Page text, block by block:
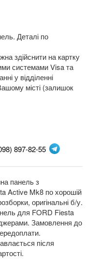
Деталі по
здійснити на картку
системами Visa та
у відділенні
місті (залишок
897-82-55
панель з
Active Mk8 по хорошій
оригінальні б/у.
для FORD Fiesta
Замовлення до
після